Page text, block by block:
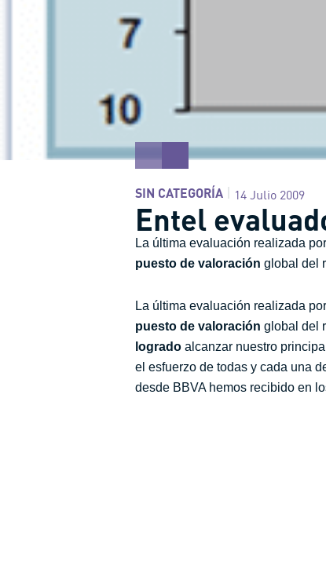
SIN CATEGORÍA 14 Julio 2009
Entel
La última evaluación realizada por
puesto de valoración global del
La última evaluación realizada por
puesto de valoración global del
logrado alcanzar nuestro
el esfuerzo de todas y cada una
desde BBVA hemos recibido en